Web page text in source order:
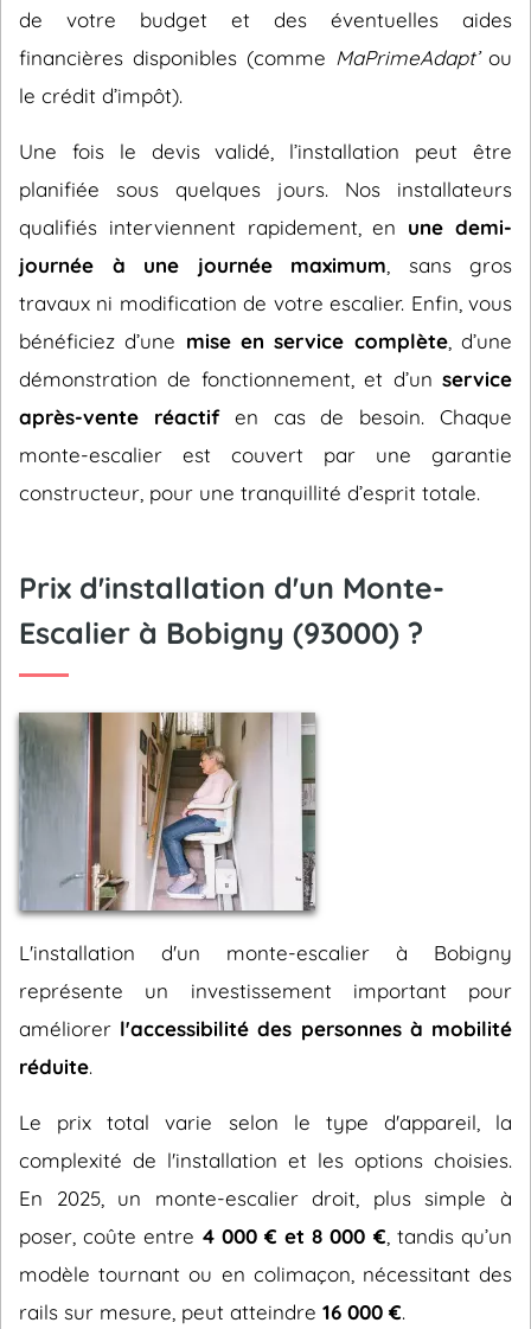
de votre budget et des éventuelles aides
financières disponibles (comme MaPrimeAdapt’ou
le crédit d’impôt).
Une fois le devis validé, l’installation peut être
planifiée sous quelques jours. Nos installateurs
qualifiés interviennent rapidement, en une demi-
journée à une journée maximum , sans gros
travaux ni modification de votre escalier. Enfin, vous
bénéficiez d’une mise en service complète, d’une
démonstration de fonctionnement, et d’un service
après-vente réactifen cas de besoin. Chaque
monte-escalier est couvert par une garantie
constructeur, pour une tranquillité d’esprit totale.
Prix d'installation d'un Monte-
Escalier à Bobigny (93000) ?
L'installation d'un monte-escalier à Bobigny
représente un investissement important pour
améliorer l'accessibilité des personnes à mobilité
réduite.
Le prix total varie selon le type d'appareil, la
complexité de l'installation et les options choisies.
En 2025, un monte-escalier droit, plus simple à
poser, coûte entre 4 000 € et 8 000 € , tandis qu’un
modèle tournant ou en colimaçon, nécessitant des
rails sur mesure, peut atteindre 16 000 €.